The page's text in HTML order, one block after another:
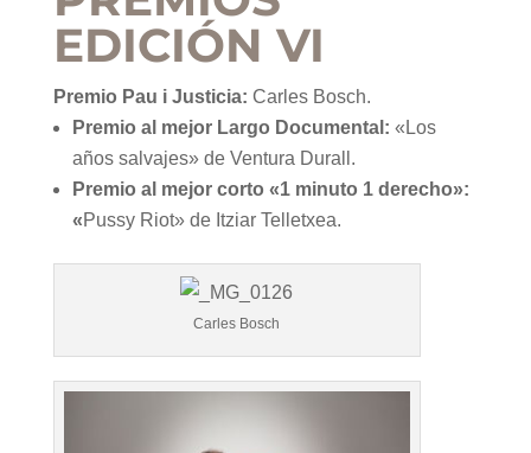
EDICIÓN VI
Premio Pau i Justicia: Carles Bosch.
Premio al mejor Largo Documental: «Los
años salvajes» de Ventura Durall.
Premio al mejor corto «1 minuto 1 derecho»:
«Pussy Riot» de Itziar Telletxea.
Carles Bosch